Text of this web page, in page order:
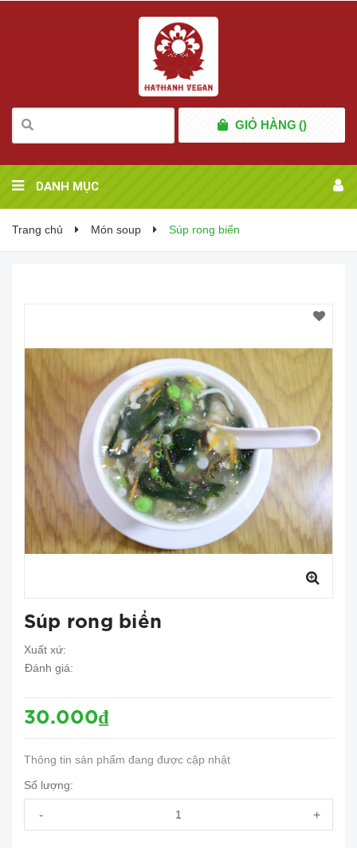
GIỎ HÀNG ()
DANH MỤC
Trang chủ Món soup Súp rong biển
Súp rong biển
Xuất xứ:
Đánh giá:
30.000₫
Thông tin sản phẩm đang được cập nhật
Số lượng:
- +